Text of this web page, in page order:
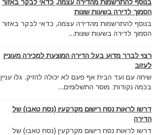
בנוסף להתרשמות מהדירה עצמה, כדאי לבקר באזור
הסמוך לדירה בשעות שונות
בנוסף להתרשמות מהדירה עצמה, כדאי לבקר באזור
הסמוך לדירה בשעות שונות...
רצוי לברר מדוע בעל הדירה המוצעת למכירה מעוניין
לעזוב
שיחה עם ועד הבית אף פעם לא יכולה להזיק. גלו עניין
בכמה נקודות: מוסר התשלומים...
דרשו לראות נסח רישום מקרקעין (נסח טאבו) של
הדירה
דרשו לראות נסח רישום מקרקעין (נסח טאבו) של